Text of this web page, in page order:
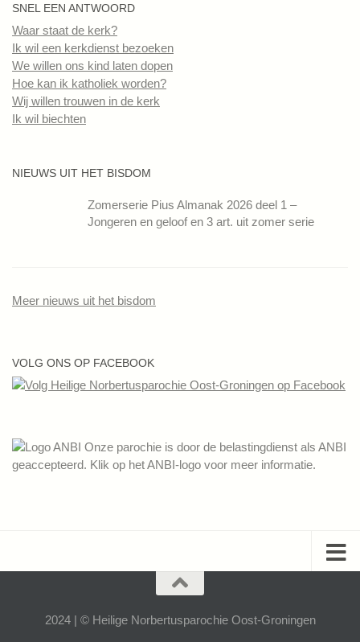
SNEL EEN ANTWOORD
Waar staat de kerk?
Ik wil een kerkdienst bezoeken
We willen ons kind laten dopen
Hoe kan ik katholiek worden?
Wij willen trouwen in de kerk
Ik wil biechten
NIEUWS UIT HET BISDOM
Zomerserie Pius Almanak 2026 deel 1 –
Jongeren en geloof en 3 art. uit zomer serie
Meer nieuws uit het bisdom
VOLG ONS OP FACEBOOK
Onze parochie is door de belastingdienst als ANBI
geaccepteerd. Klik op het ANBI-logo voor meer informatie.
2024 | © Heilige Norbertusparochie Oost-Groningen